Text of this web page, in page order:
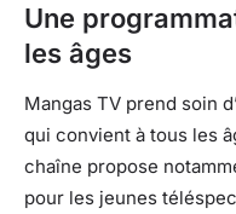
Une
les âges
Mangas TV prend soin
qui convient à tous les
chaîne propose
pour les jeunes